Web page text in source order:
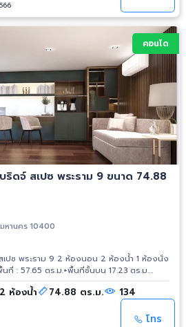
คอนโด
ริดจ์ สเปซ พระราม 9 ขนาด 74.88
หานคร 10400
ปซ พระราม 9 2 ห้องนอน 2 ห้องน้ำ 1 ห้องนั่ง
ที่ : 57.65 ตร.ม.+พื้นที่ชั้นบน 17.23 ตร.ม.
- เซ็นทรัล พระราม 9 - เอสพลานาด รัชดาฯ -
พ.ปิยะเวท - โชว์ ดีซี การเดินทาง -
ภิเษก - ทางด่วนศรีรัช (ด่านพระราม 9)
ถานีพระราม 9 - Airport Link สถานีมักกะสัน
2 ห้องน้ำ 74.88 ตร.ม. 134
โทร